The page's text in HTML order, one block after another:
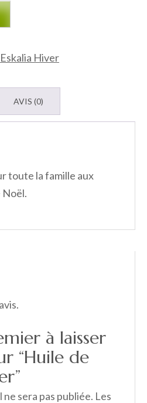
Eskalia Hiver
AVIS (0)
toute la famille aux
Noël.
à laisser
“Huile de
sera pas publiée. Les